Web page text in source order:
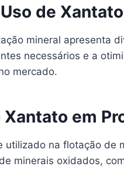
de
mineral apresenta
necessários e a
mercado.
em
utilizado na flotação de
minerais oxidados,